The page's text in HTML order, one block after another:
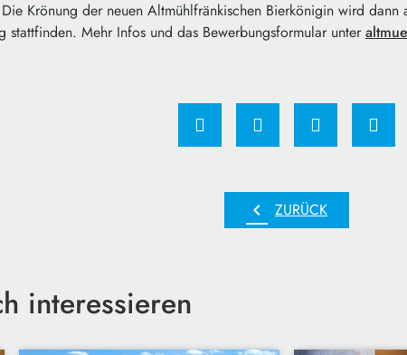
Krönung der neuen Altmühlfränkischen Bierkönigin wird
stattfinden. Mehr Infos und das Bewerbungsformular unter
chevron_left ZURÜCK
interessieren